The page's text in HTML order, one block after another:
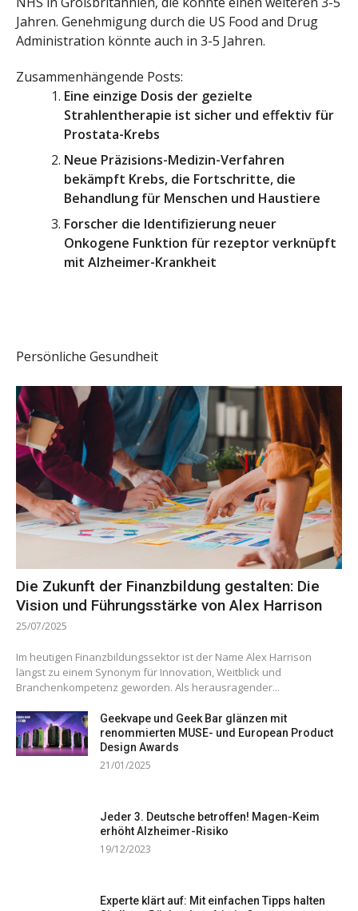
Jahren. Genehmigung durch die US Food and Drug
Administration könnte auch in 3-5 Jahren.
Zusammenhängende Posts:
Eine einzige Dosis der gezielte
Strahlentherapie ist sicher und effektiv für
Prostata-Krebs
Neue Präzisions-Medizin-Verfahren
bekämpft Krebs, die Fortschritte, die
Behandlung für Menschen und Haustiere
Forscher die Identifizierung neuer
Onkogene Funktion für rezeptor verknüpft
mit Alzheimer-Krankheit
Persönliche Gesundheit
Die Zukunft der Finanzbildung gestalten: Die
Vision und Führungsstärke von Alex Harrison
25/07/2025
Im heutigen Finanzbildungssektor ist der Name Alex Harrison
längst zu einem Synonym für Innovation, Weitblick und
Branchenkompetenz geworden. Als herausragender...
Geekvape und Geek Bar glänzen mit
renommierten MUSE- und European Product
Design Awards
21/01/2025
Jeder 3. Deutsche betroffen! Magen-Keim
erhöht Alzheimer-Risiko
19/12/2023
Experte klärt auf: Mit einfachen Tipps halten